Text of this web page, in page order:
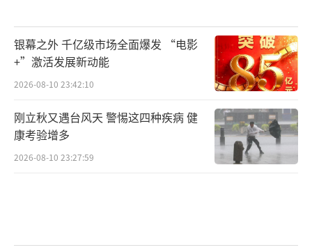
银幕之外 千亿级市场全面爆发 “电影
+”激活发展新动能
2026-08-10 23:42:10
刚立秋又遇台风天 警惕这四种疾病 健
康考验增多
2026-08-10 23:27:59